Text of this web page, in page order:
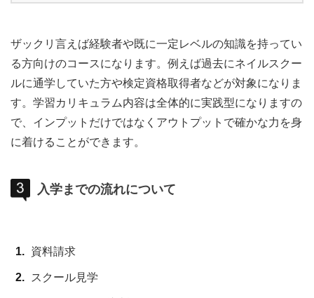
ザックリ言えば経験者や既に一定レベルの知識を持ってい
る方向けのコースになります。例えば過去にネイルスクー
ルに通学していた方や検定資格取得者などが対象になりま
す。学習カリキュラム内容は全体的に実践型になりますの
で、インプットだけではなくアウトプットで確かな力を身
に着けることができます。
入学までの流れについて
資料請求
スクール見学